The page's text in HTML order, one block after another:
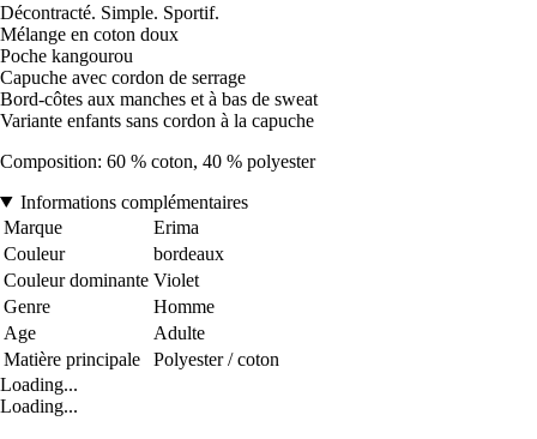
Décontracté. Simple. Sportif.
Mélange en coton doux
Poche kangourou
Capuche avec cordon de serrage
Bord-côtes aux manches et à bas de sweat
Variante enfants sans cordon à la capuche
Composition: 60 % coton, 40 % polyester
Informations complémentaires
Marque
Erima
Couleur
bordeaux
Couleur dominante Violet
Genre
Homme
Age
Adulte
Matière principale
Polyester / coton
Loading...
Loading...